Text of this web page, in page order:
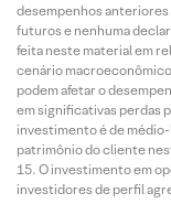
desempenhos
futuros e nenhuma
feita neste material em
cenário
podem afetar o
em significativas perdas
investimento é de
patrimônio do cliente
O investimento em
investidores de perfil